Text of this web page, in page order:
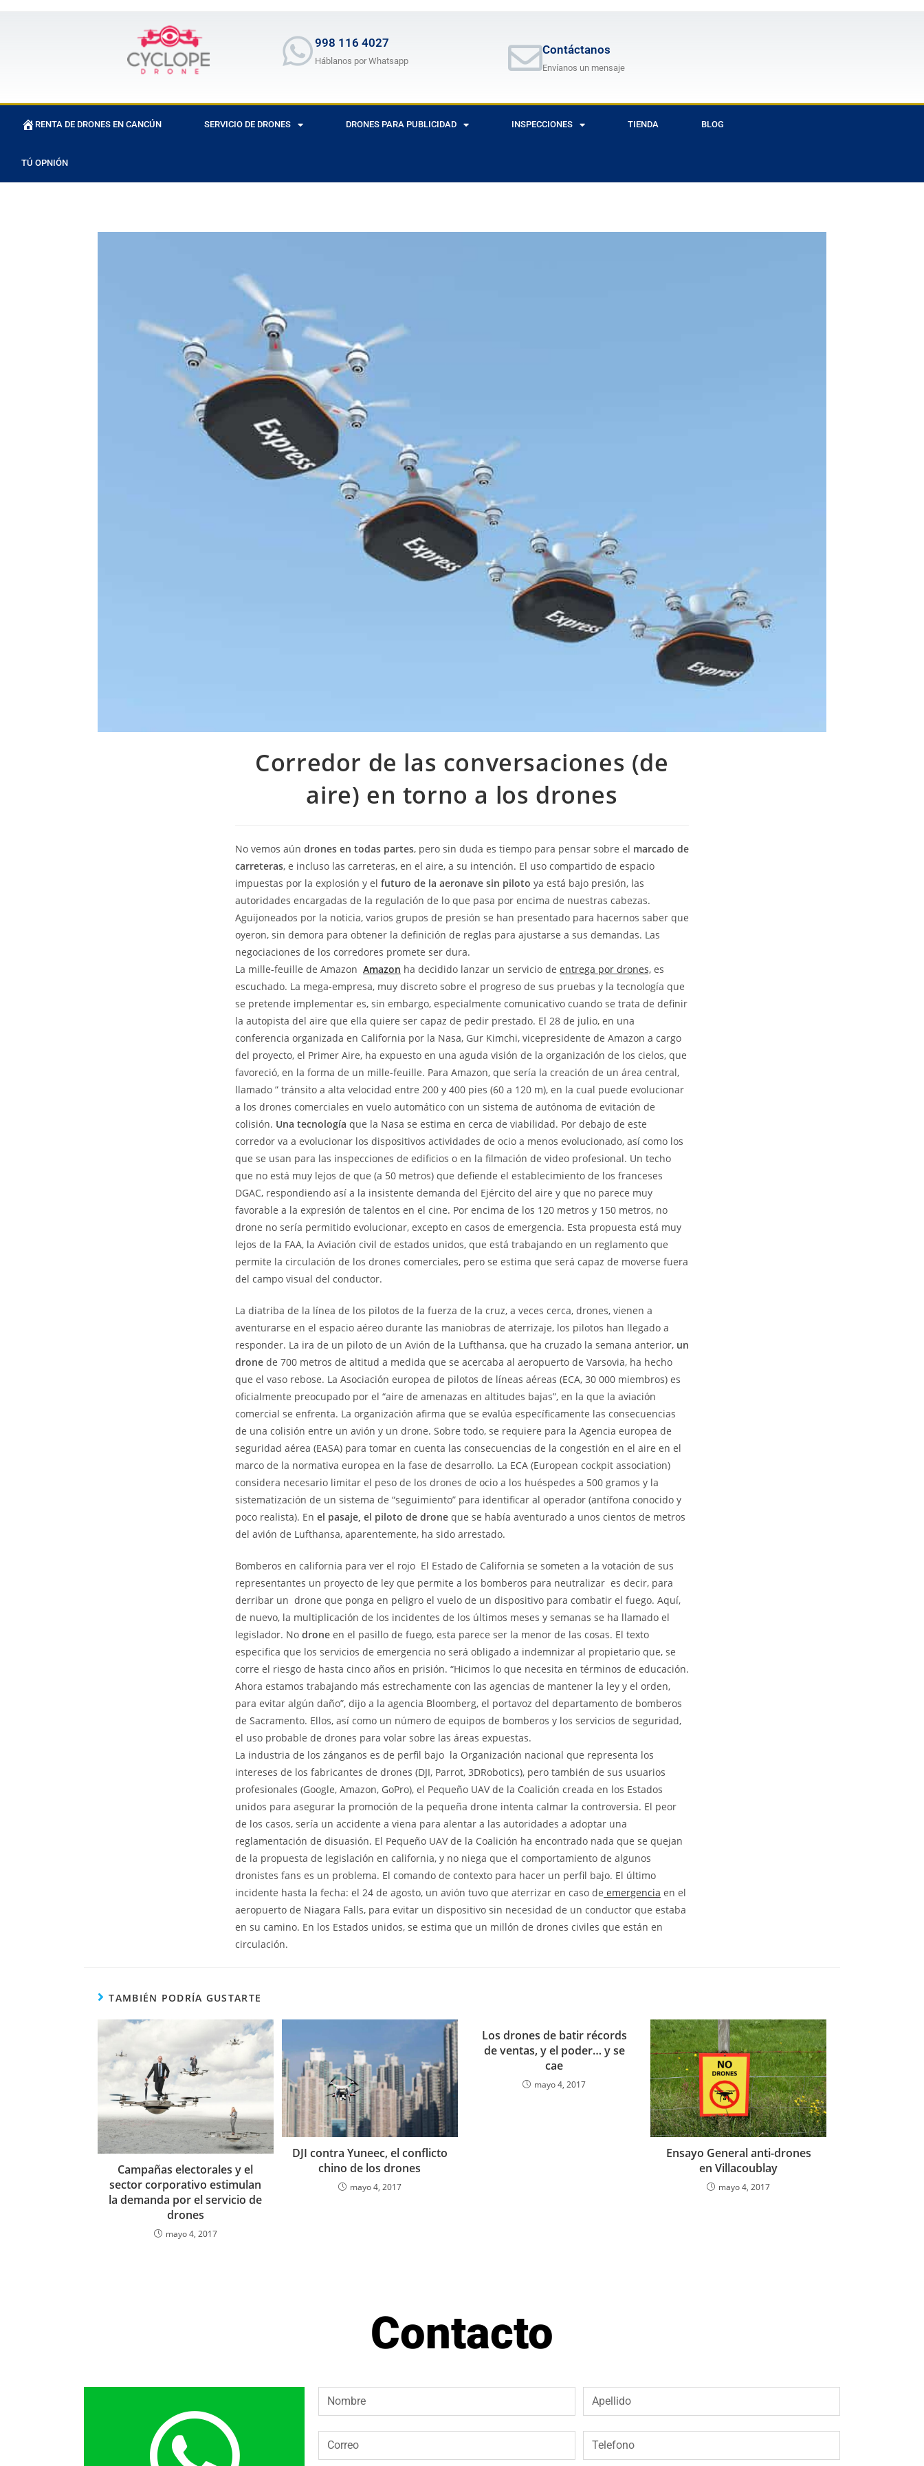
998 116 4027
Háblanos por Whatsapp
Contáctanos
Envíanos un mensaje
RENTA DE DRONES EN CANCÚN SERVICIO DE DRONES DRONES PARA PUBLICIDAD INSPECCIONES TIENDA BLOG
TÚ OPNIÓN
Corredor de las conversaciones (de
aire) en torno a los drones
No vemos aún drones en todas partes, pero sin duda es tiempo para pensar sobre el marcado de
carreteras, e incluso las carreteras, en el aire, a su intención. El uso compartido de espacio
impuestas por la explosión y el futuro de la aeronave sin piloto ya está bajo presión, las
autoridades encargadas de la regulación de lo que pasa por encima de nuestras cabezas.
Aguijoneados por la noticia, varios grupos de presión se han presentado para hacernos saber que
oyeron, sin demora para obtener la definición de reglas para ajustarse a sus demandas. Las
negociaciones de los corredores promete ser dura.
La mille-feuille de Amazon  Amazon ha decidido lanzar un servicio de entrega por drones, es
escuchado. La mega-empresa, muy discreto sobre el progreso de sus pruebas y la tecnología que
se pretende implementar es, sin embargo, especialmente comunicativo cuando se trata de definir
la autopista del aire que ella quiere ser capaz de pedir prestado. El 28 de julio, en una
conferencia organizada en California por la Nasa, Gur Kimchi, vicepresidente de Amazon a cargo
del proyecto, el Primer Aire, ha expuesto en una aguda visión de la organización de los cielos, que
favoreció, en la forma de un mille-feuille. Para Amazon, que sería la creación de un área central,
llamado ” tránsito a alta velocidad entre 200 y 400 pies (60 a 120 m), en la cual puede evolucionar
a los drones comerciales en vuelo automático con un sistema de autónoma de evitación de
colisión. Una tecnología que la Nasa se estima en cerca de viabilidad. Por debajo de este
corredor va a evolucionar los dispositivos actividades de ocio a menos evolucionado, así como los
que se usan para las inspecciones de edificios o en la filmación de video profesional. Un techo
que no está muy lejos de que (a 50 metros) que defiende el establecimiento de los franceses
DGAC, respondiendo así a la insistente demanda del Ejército del aire y que no parece muy
favorable a la expresión de talentos en el cine. Por encima de los 120 metros y 150 metros, no
drone no sería permitido evolucionar, excepto en casos de emergencia. Esta propuesta está muy
lejos de la FAA, la Aviación civil de estados unidos, que está trabajando en un reglamento que
permite la circulación de los drones comerciales, pero se estima que será capaz de moverse fuera
del campo visual del conductor.
La diatriba de la línea de los pilotos de la fuerza de la cruz, a veces cerca, drones, vienen a
aventurarse en el espacio aéreo durante las maniobras de aterrizaje, los pilotos han llegado a
responder. La ira de un piloto de un Avión de la Lufthansa, que ha cruzado la semana anterior, un
drone de 700 metros de altitud a medida que se acercaba al aeropuerto de Varsovia, ha hecho
que el vaso rebose. La Asociación europea de pilotos de líneas aéreas (ECA, 30 000 miembros) es
oficialmente preocupado por el “aire de amenazas en altitudes bajas”, en la que la aviación
comercial se enfrenta. La organización afirma que se evalúa específicamente las consecuencias
de una colisión entre un avión y un drone. Sobre todo, se requiere para la Agencia europea de
seguridad aérea (EASA) para tomar en cuenta las consecuencias de la congestión en el aire en el
marco de la normativa europea en la fase de desarrollo. La ECA (European cockpit association)
considera necesario limitar el peso de los drones de ocio a los huéspedes a 500 gramos y la
sistematización de un sistema de “seguimiento” para identificar al operador (antífona conocido y
poco realista). En el pasaje, el piloto de drone que se había aventurado a unos cientos de metros
del avión de Lufthansa, aparentemente, ha sido arrestado.
Bomberos en california para ver el rojo  El Estado de California se someten a la votación de sus
representantes un proyecto de ley que permite a los bomberos para neutralizar  es decir, para
derribar un drone que ponga en peligro el vuelo de un dispositivo para combatir el fuego. Aquí,
de nuevo, la multiplicación de los incidentes de los últimos meses y semanas se ha llamado el
legislador. No drone en el pasillo de fuego, esta parece ser la menor de las cosas. El texto
especifica que los servicios de emergencia no será obligado a indemnizar al propietario que, se
corre el riesgo de hasta cinco años en prisión. “Hicimos lo que necesita en términos de educación.
Ahora estamos trabajando más estrechamente con las agencias de mantener la ley y el orden,
para evitar algún daño”, dijo a la agencia Bloomberg, el portavoz del departamento de bomberos
de Sacramento. Ellos, así como un número de equipos de bomberos y los servicios de seguridad,
el uso probable de drones para volar sobre las áreas expuestas.
La industria de los zánganos es de perfil bajo  la Organización nacional que representa los
intereses de los fabricantes de drones (DJI, Parrot, 3DRobotics), pero también de sus usuarios
profesionales (Google, Amazon, GoPro), el Pequeño UAV de la Coalición creada en los Estados
unidos para asegurar la promoción de la pequeña drone intenta calmar la controversia. El peor
de los casos, sería un accidente a viena para alentar a las autoridades a adoptar una
reglamentación de disuasión. El Pequeño UAV de la Coalición ha encontrado nada que se quejan
de la propuesta de legislación en california, y no niega que el comportamiento de algunos
dronistes fans es un problema. El comando de contexto para hacer un perfil bajo. El último
incidente hasta la fecha: el 24 de agosto, un avión tuvo que aterrizar en caso de emergencia en el
aeropuerto de Niagara Falls, para evitar un dispositivo sin necesidad de un conductor que estaba
en su camino. En los Estados unidos, se estima que un millón de drones civiles que están en
circulación.
TAMBIÉN PODRÍA GUSTARTE
Campañas electorales y el
sector corporativo estimulan
la demanda por el servicio de
drones
mayo 4, 2017
DJI contra Yuneec, el conflicto
chino de los drones
mayo 4, 2017
Los drones de batir récords
de ventas, y el poder… y se
cae
mayo 4, 2017
Ensayo General anti-drones
en Villacoublay
mayo 4, 2017
Contacto